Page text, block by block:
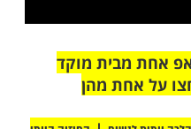
שהרשת או
אינו נתמך.